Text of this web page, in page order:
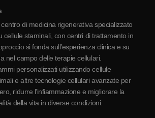
di medicina rigenerativa specializzato
cellule staminali, con centri di trattamento in
si fonda sull’esperienza clinica e su
nel campo delle terapie cellulari.
personalizzati utilizzando cellule
e altre tecnologie cellulari avanzate per
ridurre l’infiammazione e migliorare la
della vita in diverse condizioni.